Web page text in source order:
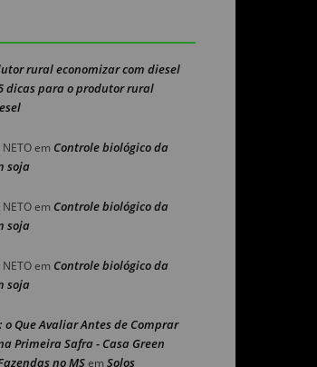
rural economizar com diesel
dicas para o produtor rural
NETOem Controle biológico da
soja
NETOem Controle biológico da
soja
NETOem Controle biológico da
soja
Que Avaliar Antes de Comprar
Primeira Safra - Casa Green
no MSem Solos